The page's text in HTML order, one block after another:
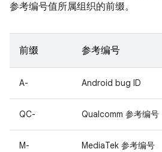
参考编号值所属组织的前缀。
前缀 参考编号
A- Android bug ID
QC- Qualcomm 参考编号
M- MediaTek 参考编号